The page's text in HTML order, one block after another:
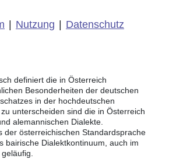
Nutzung Datenschutz
definiert die in Österreich
Besonderheiten der deutschen
in der hochdeutschen
unterscheiden sind die in Österreich
alemannischen Dialekte.
der österreichischen Standardsprache
bairische Dialektkontinuum, auch im